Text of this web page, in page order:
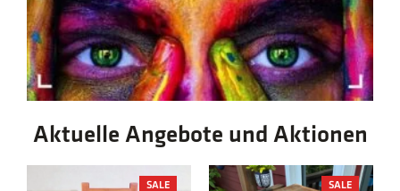
Aktuelle Angebote und Aktionen
SALEPRODUCT
SALEPRODUCT